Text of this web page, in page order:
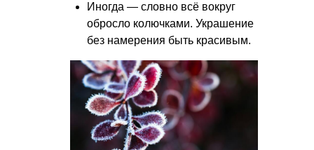
Иногда — словно всё вокруг
обросло колючками. Украшение
без намерения быть красивым.